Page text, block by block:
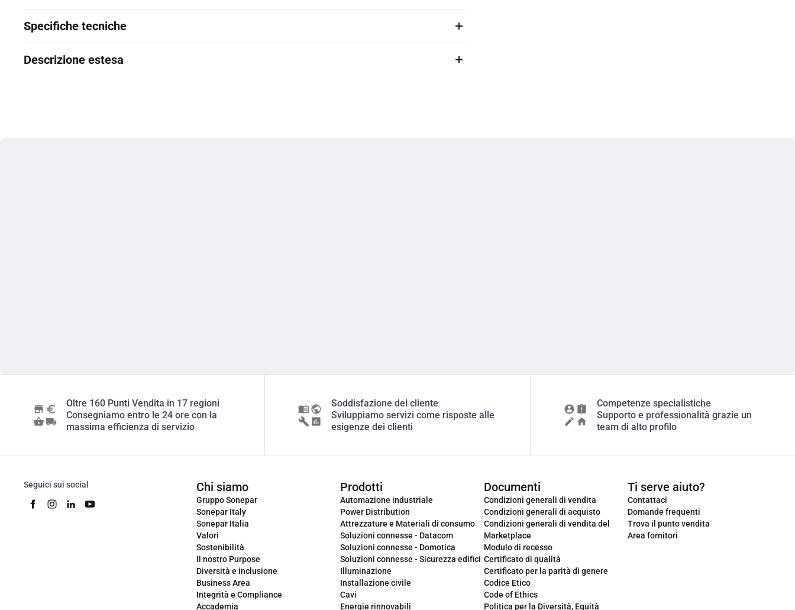
Specifiche tecniche
Descrizione estesa
Oltre 160 Punti Vendita in 17 regioni
Consegniamo entro le 24 ore con la
massima efficienza di servizio
Soddisfazione del cliente
Sviluppiamo servizi come risposte alle
esigenze dei clienti
Competenze specialistiche
Supporto e professionalità grazie un
team di alto profilo
Seguici sui social Chi siamo
Gruppo Sonepar
Sonepar Italy
Sonepar Italia
Valori
Sostenibilità
Il nostro Purpose
Diversità e inclusione
Business Area
Integrità e Compliance
Accademia
Prodotti
Automazione industriale
Power Distribution
Attrezzature e Materiali di consumo
Soluzioni connesse - Datacom
Soluzioni connesse - Domotica
Soluzioni connesse - Sicurezza edifici
Illuminazione
Installazione civile
Cavi
Energie rinnovabili
Documenti
Condizioni generali di vendita
Condizioni generali di acquisto
Condizioni generali di vendita del
Marketplace
Modulo di recesso
Certificato di qualità
Certificato per la parità di genere
Codice Etico
Code of Ethics
Politica per la Diversità, Equità
Ti serve aiuto?
Contattaci
Domande frequenti
Trova il punto vendita
Area fornitori